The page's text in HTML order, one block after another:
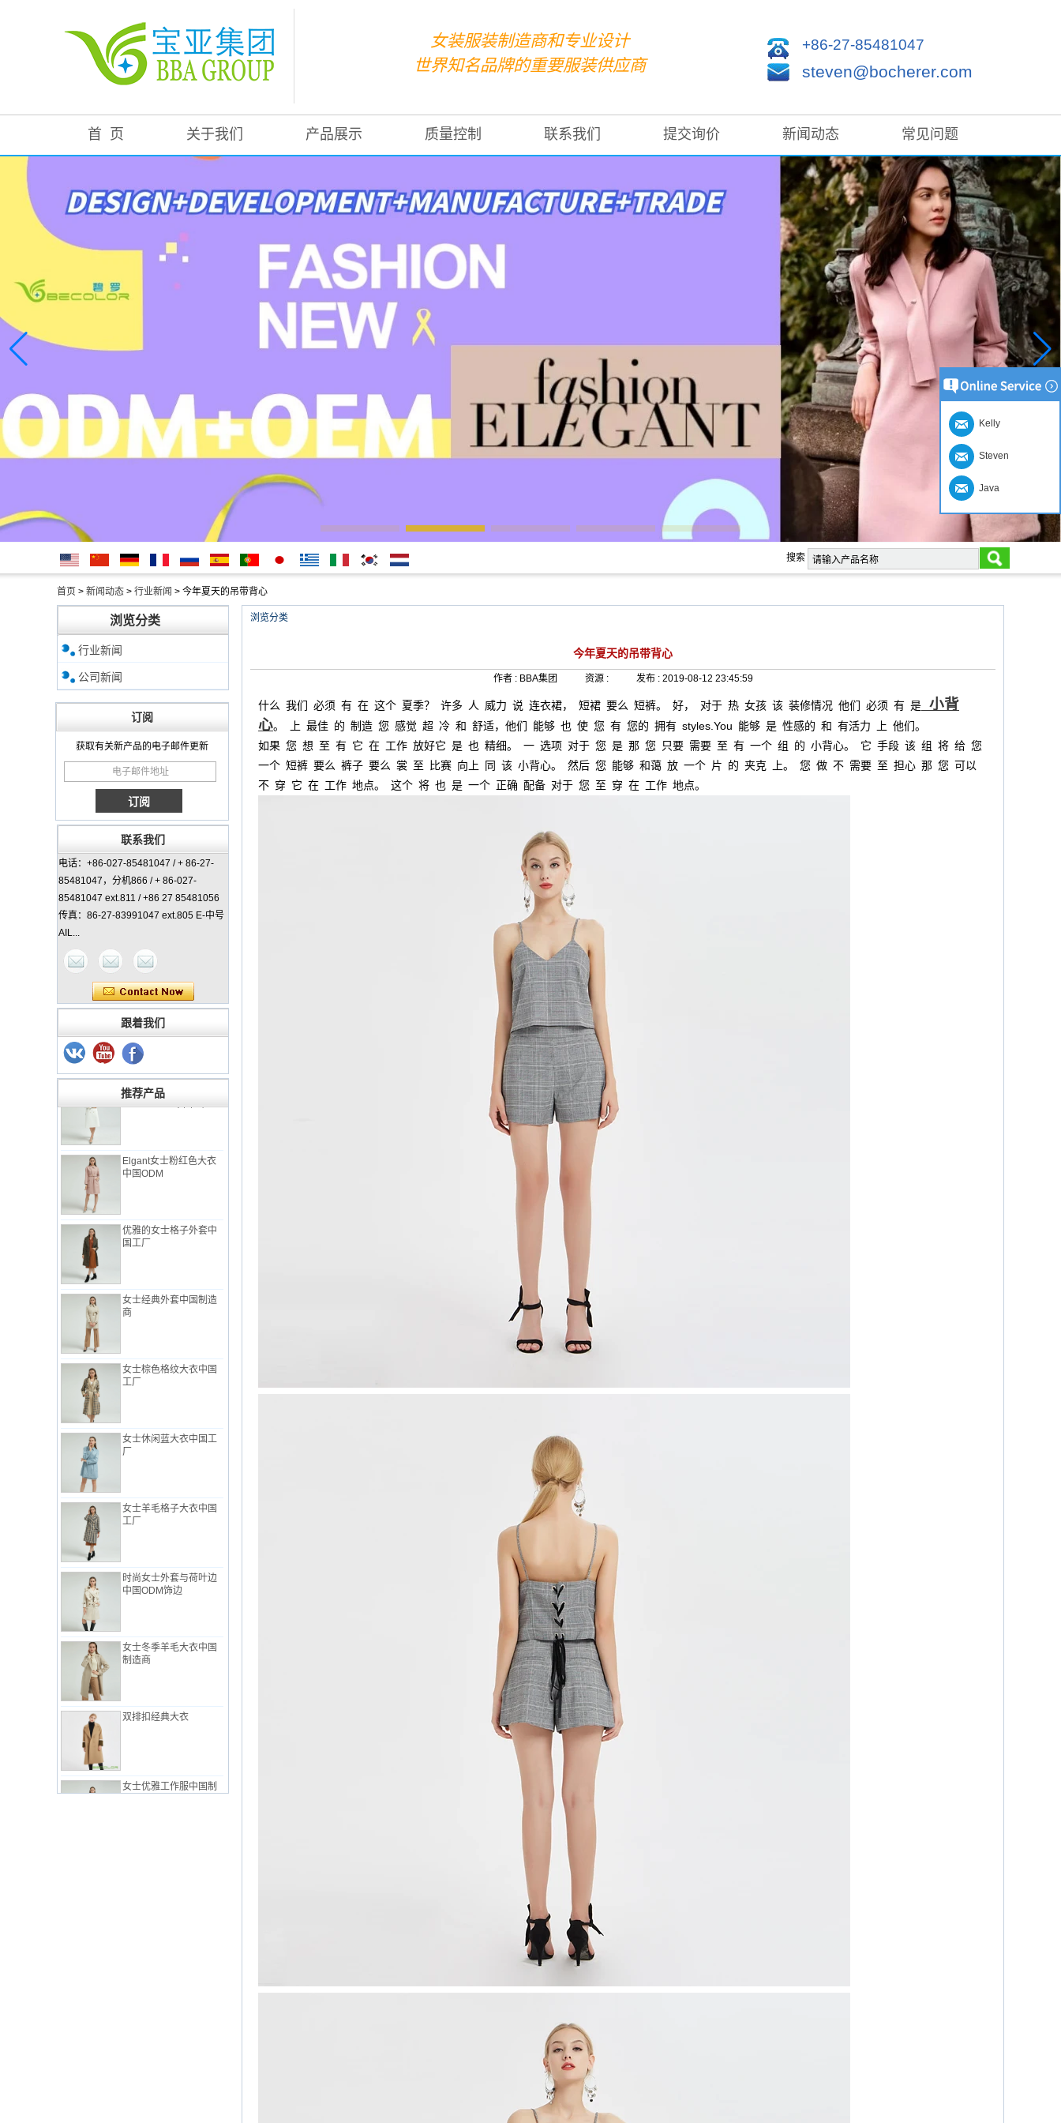
女装服装制造商和专业设计
世界知名品牌的重要服装供应商
+86-27-85481047
steven@bocherer.com
首 页 关于我们 产品展示 质量控制 联系我们 提交询价 新闻动态 常见问题
搜索
首页 > 新闻动态 > 行业新闻 > 今年夏天的吊带背心
浏览分类
行业新闻
公司新闻
订阅
获取有关新产品的电子邮件更新
联系我们
电话：+86-027-85481047 / + 86-27-
85481047，分机866 / + 86-027-
85481047 ext.811 / +86 27 85481056
传真：86-27-83991047 ext.805 E-中号
AIL...
跟着我们
推荐产品
女士经典外套中国制造
商
优雅的女士外套与
Check Back中国工厂
中国ODM
国工厂
商
工厂
厂
工厂
中国ODM饰边
制造商
造商
浏览分类
今年夏天的吊带背心
作者 : BBA集团 资源 : 发布 : 2019-08-12 23:45:59
什么 我们 必须 有 在 这个 夏季？ 许多 人 威力 说 连衣裙， 短裙 要么 短裤。 好， 对于 热 女孩 该 装修情况 他们 必须 有 是
小背
心。 上 最佳 的 制造 您 感觉 超 冷 和 舒适，他们 能够 也 使 您 有 您的 拥有 styles.You 能够 是 性感的 和 有活力 上 他们。
如果 您 想 至 有 它 在 工作 放好它 是 也 精细。 一 选项 对于 您 是 那 您 只要 需要 至 有 一个 组 的 小背心。 它 手段 该 组 将 给 您
一个 短裤 要么 裤子 要么 裳 至 比赛 向上 同 该 小背心。 然后 您 能够 和蔼 放 一个 片 的 夹克 上。 您 做 不 需要 至 担心 那 您 可以
不 穿 它 在 工作 地点。 这个 将 也 是 一个 正确 配备 对于 您 至 穿 在 工作 地点。
Kelly
Steven
Java